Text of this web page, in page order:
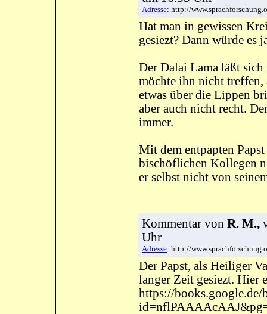
Adresse: http://
Hat man in gewissen
gesiezt? Dann würde es
Der Dalai Lama läßt
möchte ihn nicht
etwas über die Lippen
aber auch nicht recht.
immer.
Mit dem entpapten
bischöflichen Kollegen
er selbst nicht von
Kommentar von R. M.,
Uhr
Adresse: http://
Der Papst, als Heiliger
langer Zeit gesiezt. Hier
https://books.google.de/